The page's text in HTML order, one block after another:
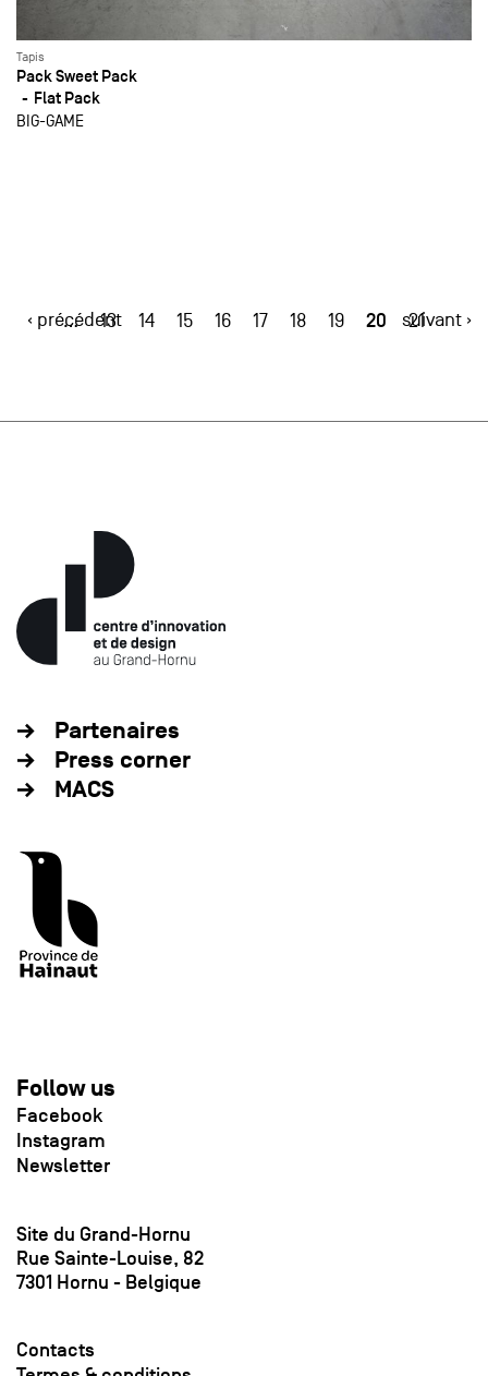
Tapis
Pack Sweet Pack
Flat Pack
BIG-GAME
‹ précédent
… 13 14 15 16 17 18 19 20 21
suivant ›
Partenaires
Press corner
MACS
Follow us
Facebook
Instagram
Newsletter
Site du Grand-Hornu
Rue Sainte-Louise, 82
7301 Hornu - Belgique
Contacts